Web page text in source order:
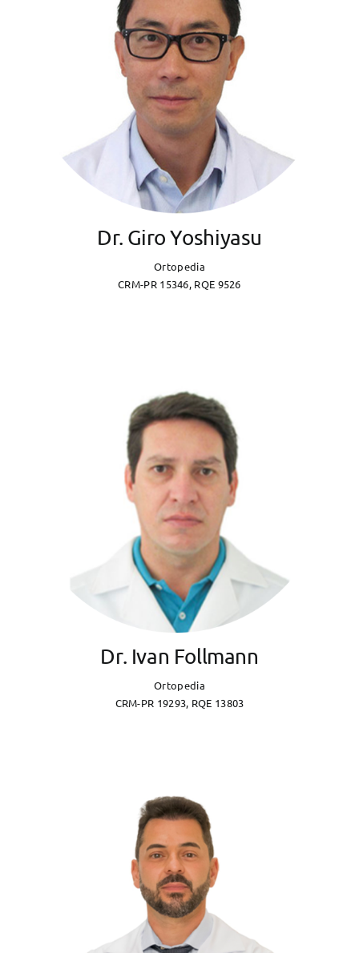
Dr. Giro Yoshiyasu
Ortopedia
CRM-PR 15346, RQE 9526
Dr. Ivan Follmann
Ortopedia
CRM-PR 19293, RQE 13803